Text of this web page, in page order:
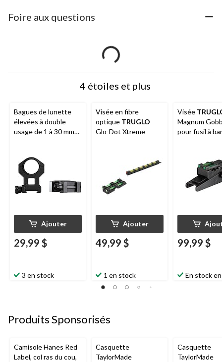
Foire aux questions
4 étoiles et plus
Bagues de lunette
élevées à double
usage de 1 à 30 mm
Ajouter
29,99 $
3 en stock
Visée en fibre
optique TRUGLO
Glo-Dot Xtreme
Ajouter
49,99 $
1 en stock
Visée
Magnum
pour fusil à
99,99 $
En stock
Produits Sponsorisés
Camisole Hanes Red
Label, col ras du cou,
Casquette
TaylorMade
Casquette
TaylorMade